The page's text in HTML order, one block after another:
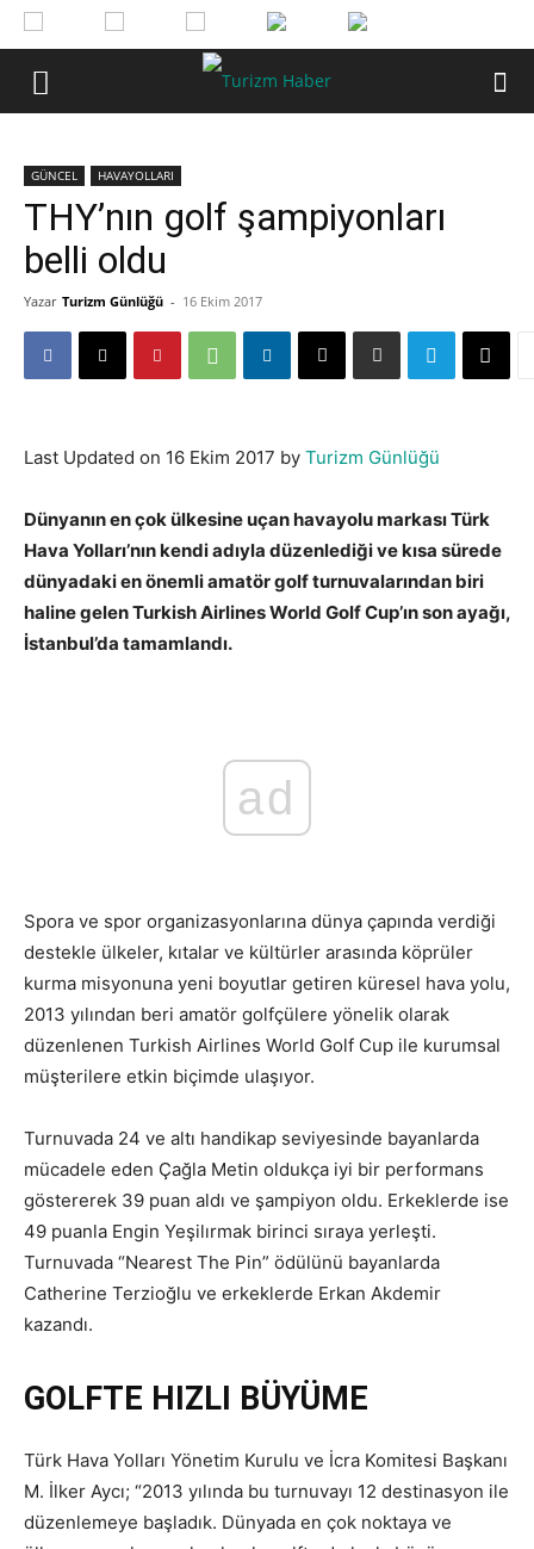
GÜNCEL HAVAYOLLARI
THY’nın golf şampiyonları
belli oldu
Yazar Turizm Günlüğü - 16 Ekim 2017
Last Updated on 16 Ekim 2017 by Turizm Günlüğü
Dünyanın en çok ülkesine uçan havayolu markası Türk
Hava Yolları’nın kendi adıyla düzenlediği ve kısa sürede
dünyadaki en önemli amatör golf turnuvalarından biri
haline gelen Turkish Airlines World Golf Cup’ın son ayağı,
İstanbul’da tamamlandı.
ad
Spora ve spor organizasyonlarına dünya çapında verdiği
destekle ülkeler, kıtalar ve kültürler arasında köprüler
kurma misyonuna yeni boyutlar getiren küresel hava yolu,
2013 yılından beri amatör golfçülere yönelik olarak
düzenlenen Turkish Airlines World Golf Cup ile kurumsal
müşterilere etkin biçimde ulaşıyor.
Turnuvada 24 ve altı handikap seviyesinde bayanlarda
mücadele eden Çağla Metin oldukça iyi bir performans
göstererek 39 puan aldı ve şampiyon oldu. Erkeklerde ise
49 puanla Engin Yeşilırmak birinci sıraya yerleşti.
Turnuvada “Nearest The Pin” ödülünü bayanlarda
Catherine Terzioğlu ve erkeklerde Erkan Akdemir
kazandı.
GOLFTE HIZLI BÜYÜME
Türk Hava Yolları Yönetim Kurulu ve İcra Komitesi Başkanı
M. İlker Aycı; “2013 yılında bu turnuvayı 12 destinasyon ile
düzenlemeye başladık. Dünyada en çok noktaya ve